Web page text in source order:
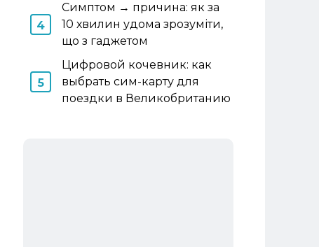
Симптом → причина: як за
10 хвилин удома зрозуміти,
що з гаджетом
Цифровой кочевник: как
выбрать сим-карту для
поездки в Великобританию